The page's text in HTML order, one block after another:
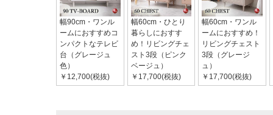
幅90cm・ワンル
ームにおすすめコ
ンパクトなテレビ
台（グレージュ
色）
￥12,700(税抜)
幅60cm・ひとり
暮らしにおすす
め！リビングチェ
スト3段（ピンク
ベージュ）
￥17,700(税抜)
幅60cm・ワンル
ームにおすすめ！
リビングチェスト
3段（グレージ
ュ）
￥17,700(税抜)